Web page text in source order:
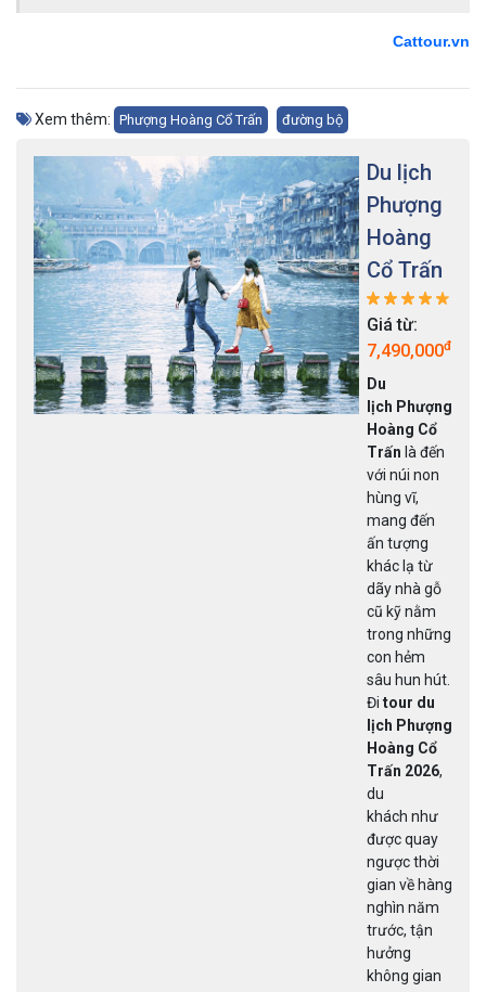
Cattour.vn
Xem thêm: Phượng Hoàng Cổ Trấn đường bộ
Du lịch
Phượng
Hoàng
Cổ Trấn
Giá từ:
7,490,000đ
Du
lịch Phượng
Hoàng Cổ
Trấn là đến
với núi non
hùng vĩ,
mang đến
ấn tượng
khác lạ từ
dãy nhà gỗ
cũ kỹ nằm
trong những
con hẻm
sâu hun hút.
Đi tour du
lịch Phượng
Hoàng Cổ
Trấn 2026,
du
khách như
được quay
ngược thời
gian về hàng
nghìn năm
trước, tận
hưởng
không gian